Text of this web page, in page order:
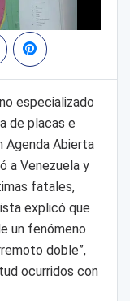
especializado
de placas e
Agenda Abierta
a Venezuela y
fatales,
explicó que
un fenómeno
doble”,
ocurridos con